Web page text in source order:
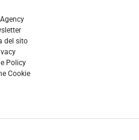
del sito
Policy
Cookie